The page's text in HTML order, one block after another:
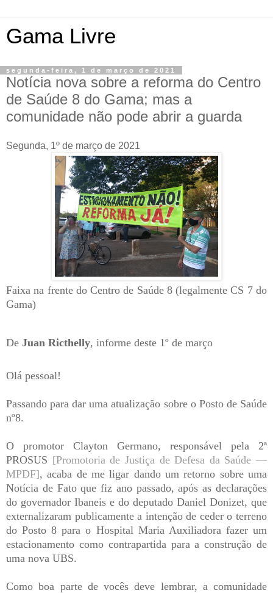
Gama Livre
segunda-feira, 1 de março de 2021
Notícia nova sobre a reforma do Centro
de Saúde 8 do Gama; mas a
comunidade não pode abrir a guarda
Segunda, 1º de março de 2021
Faixa na frente do Centro de Saúde 8 (legalmente CS 7 do
Gama)
De Juan Ricthelly, informe deste 1º de março
Olá pessoal!
Passando para dar uma atualização sobre o Posto de Saúde
nº8.
O promotor Clayton Germano, responsável pela 2ª
PROSUS [Promotoria de Justiça de Defesa da Saúde —
MPDF], acaba de me ligar dando um retorno sobre uma
Notícia de Fato que fiz ano passado, após as declarações
do governador Ibaneis e do deputado Daniel Donizet, que
externalizaram publicamente a intenção de ceder o terreno
do Posto 8 para o Hospital Maria Auxiliadora fazer um
estacionamento como contrapartida para a construção de
uma nova UBS.
Como boa parte de vocês deve lembrar, a comunidade